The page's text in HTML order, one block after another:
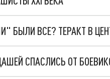
БЫЛИ ВСЕ? ТЕРАКТ В
СПАСЛИСЬ ОТ